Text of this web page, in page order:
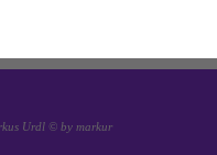
Urdl © by markur